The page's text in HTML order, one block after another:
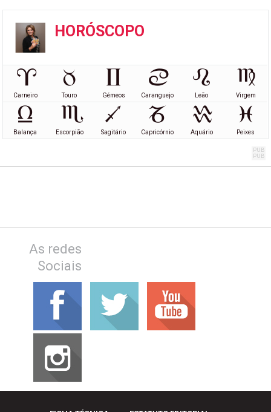
HORÓSCOPO
Carneiro Touro Gémeos Caranguejo Leão Virgem
Balança Escorpião Sagitário Capricórnio Aquário Peixes
As redes
Sociais